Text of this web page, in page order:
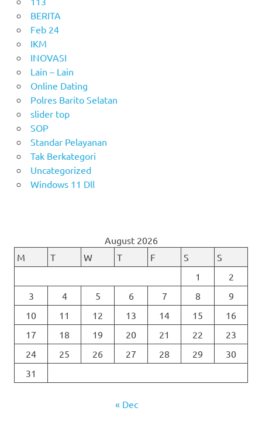
BERITA
Feb 24
IKM
INOVASI
Lain – Lain
Online Dating
Polres Barito Selatan
slider top
SOP
Standar Pelayanan
Tak Berkategori
Uncategorized
Windows 11 Dll
August 2026
M
T W T F S
S
1
2
3
4 5 6 7 8
9
10
11 12 13 14 15
16
17
18 19 20 21 22
23
24
25 26 27 28 29
30
31
« Dec